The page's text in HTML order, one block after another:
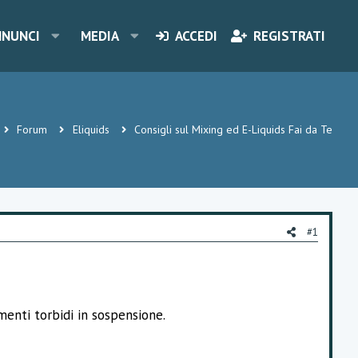
MEDIA ACCEDI REGISTRATI
Forum Eliquids Consigli sul Mixing ed E-Liquids Fai da Te
#1
torbidi in sospensione.